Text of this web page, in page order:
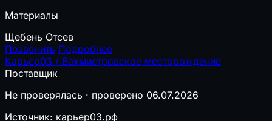
Материалы
Щебень Отсев
Позвонить Подробнее
Карьер03 / Вахмистровское месторождение
Поставщик
Не проверялась · проверено 06.07.2026
Источник: карьер03.рф